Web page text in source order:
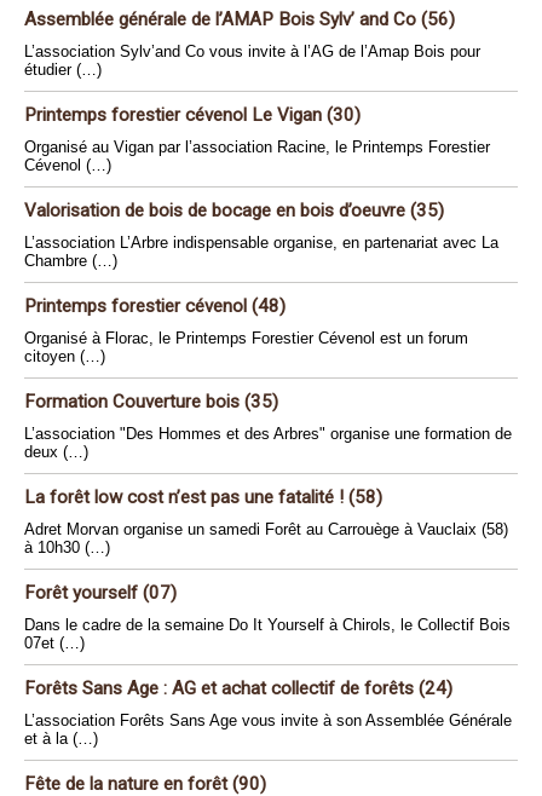
Assemblée générale de l’AMAP Bois Sylv’ and Co (56)
L’association Sylv’and Co vous invite à l’AG de l’Amap Bois pour
étudier (…)
Printemps forestier cévenol Le Vigan (30)
Organisé au Vigan par l’association Racine, le Printemps Forestier
Cévenol (…)
Valorisation de bois de bocage en bois d’oeuvre (35)
L’association L’Arbre indispensable organise, en partenariat avec La
Chambre (…)
Printemps forestier cévenol (48)
Organisé à Florac, le Printemps Forestier Cévenol est un forum
citoyen (…)
Formation Couverture bois (35)
L’association "Des Hommes et des Arbres" organise une formation de
deux (…)
La forêt low cost n’est pas une fatalité ! (58)
Adret Morvan organise un samedi Forêt au Carrouège à Vauclaix (58)
à 10h30 (…)
Forêt yourself (07)
Dans le cadre de la semaine Do It Yourself à Chirols, le Collectif Bois
07et (…)
Forêts Sans Age : AG et achat collectif de forêts (24)
L’association Forêts Sans Age vous invite à son Assemblée Générale
et à la (…)
Fête de la nature en forêt (90)